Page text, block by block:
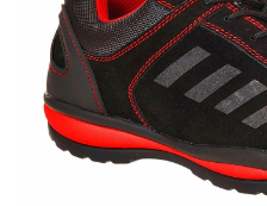
UNICA FOLOSINTA
VESTE